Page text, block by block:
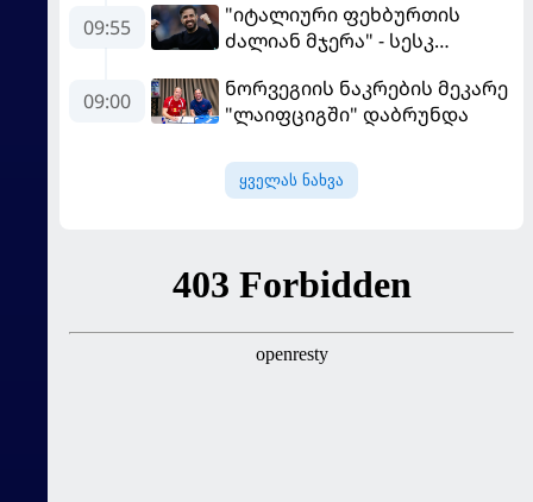
09:55
"იტალიური ფეხბურთის
ძალიან მჯერა" - სესკ
09:00
ნორვეგიის ნაკრების მეკარე
"ლაიფციგში" დაბრუნდა
ყველას ნახვა